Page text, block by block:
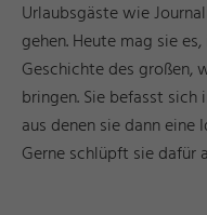
Urlaubsgäste wie
gehen. Heute mag sie
Geschichte des großen,
bringen. Sie befasst
aus denen sie dann
Gerne schlüpft sie dafür